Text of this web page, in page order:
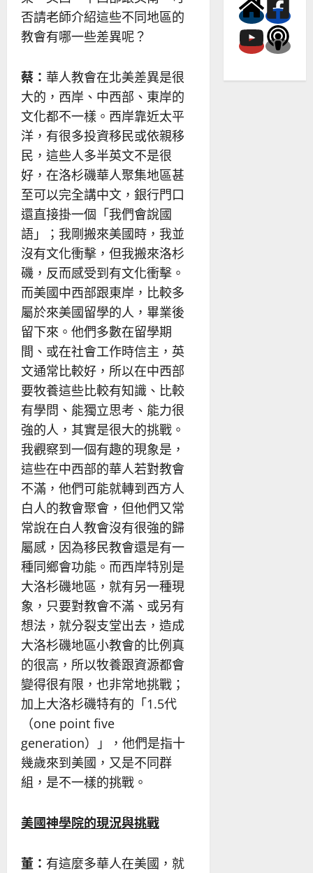
否請老師介紹這些不同地區的
教會有哪一些差異呢？
蔡： 華人教會在北美差異是很
大的，西岸、中西部、東岸的
文化都不一樣。西岸靠近太平
洋，有很多投資移民或依親移
民，這些人多半英文不是很
好，在洛杉磯華人聚集地區甚
至可以完全講中文，銀行門口
還直接掛一個「我們會說國
語」；我剛搬來美國時，我並
沒有文化衝擊，但我搬來洛杉
磯，反而感受到有文化衝擊。
而美國中西部跟東岸，比較多
屬於來美國留學的人，畢業後
留下來。他們多數在留學期
間、或在社會工作時信主，英
文通常比較好，所以在中西部
要牧養這些比較有知識、比較
有學問、能獨立思考、能力很
強的人，其實是很大的挑戰。
我觀察到一個有趣的現象是，
這些在中西部的華人若對教會
不滿，他們可能就轉到西方人
白人的教會聚會，但他們又常
常說在白人教會沒有很強的歸
屬感，因為移民教會還是有一
種同鄉會功能。而西岸特別是
大洛杉磯地區，就有另一種現
象，只要對教會不滿、或另有
想法，就分裂支堂出去，造成
大洛杉磯地區小教會的比例真
的很高，所以牧養跟資源都會
變得很有限，也非常地挑戰；
加上大洛杉磯特有的「1.5代
（one point five
generation）」，他們是指十
幾歲來到美國，又是不同群
組，是不一樣的挑戰。
美國神學院的現況與挑戰
董： 有這麼多華人在美國，就